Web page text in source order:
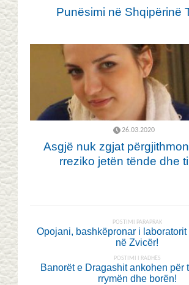
Punësimi në Shqipërinë
26.03.2020
Asgjë nuk zgjat
rreziko jetën tënde dhe
POSTIMI PARAPRAK
Opojani, bashkëpronar i laboratorit
në Zvicër!
POSTIMI I RADHËS
Banorët e Dragashit ankohen për
rrymën dhe borën!